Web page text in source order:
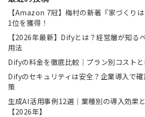
【Amazon 7冠】梅村の新著『家づくり
1位を獲得！
【2026年最新】Difyとは？経営層が知る
用法
Difyの料金を徹底比較｜プラン別コスト
Difyのセキュリティは安全？企業導入で
策
生成AI活用事例12選｜業種別の導入効果
【2026年】